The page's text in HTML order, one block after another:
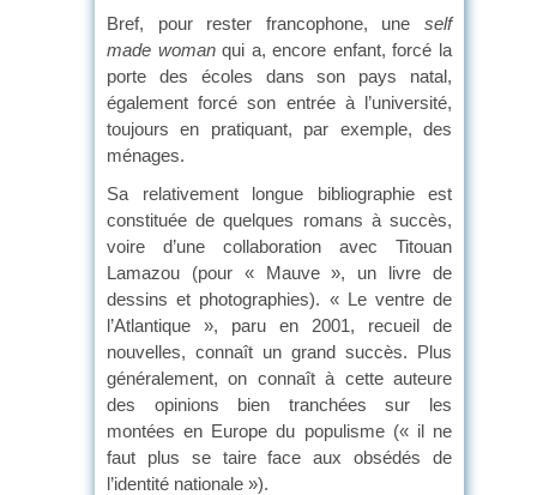
Bref, pour rester francophone, une self
made womanqui a, encore enfant, forcé la
porte des écoles dans son pays natal,
également forcé son entrée à l’université,
toujours en pratiquant, par exemple, des
ménages.
Sa relativement longue bibliographie est
constituée de quelques romans à succès,
voire d’une collaboration avec Titouan
Lamazou (pour « Mauve », un livre de
dessins et photographies). « Le ventre de
l’Atlantique », paru en 2001, recueil de
nouvelles, connaît un grand succès. Plus
généralement, on connaît à cette auteure
des opinions bien tranchées sur les
montées en Europe du populisme (« il ne
faut plus se taire face aux obsédés de
l’identité nationale »).